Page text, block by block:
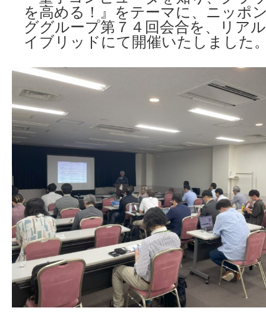
を高める！』をテーマに、ニッポ
ググループ第７４回会合を、リア
イブリッドにて開催いたしました